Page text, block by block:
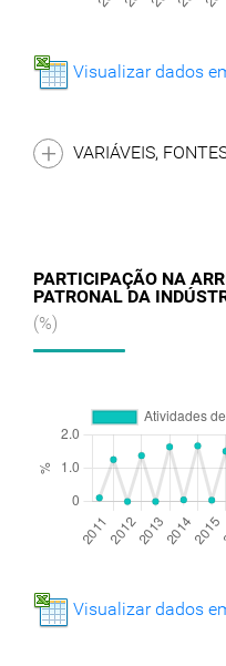
Visualizar dados
VARIÁVEIS,
PARTICIPAÇÃO NA
PATRONAL DA
(%)
Visualizar dados